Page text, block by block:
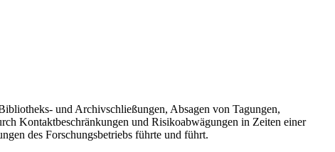
und Archivschließungen, Absagen von Tagungen,
Kontaktbeschränkungen und Risikoabwägungen in Zeiten einer
des Forschungsbetriebs führte und führt.